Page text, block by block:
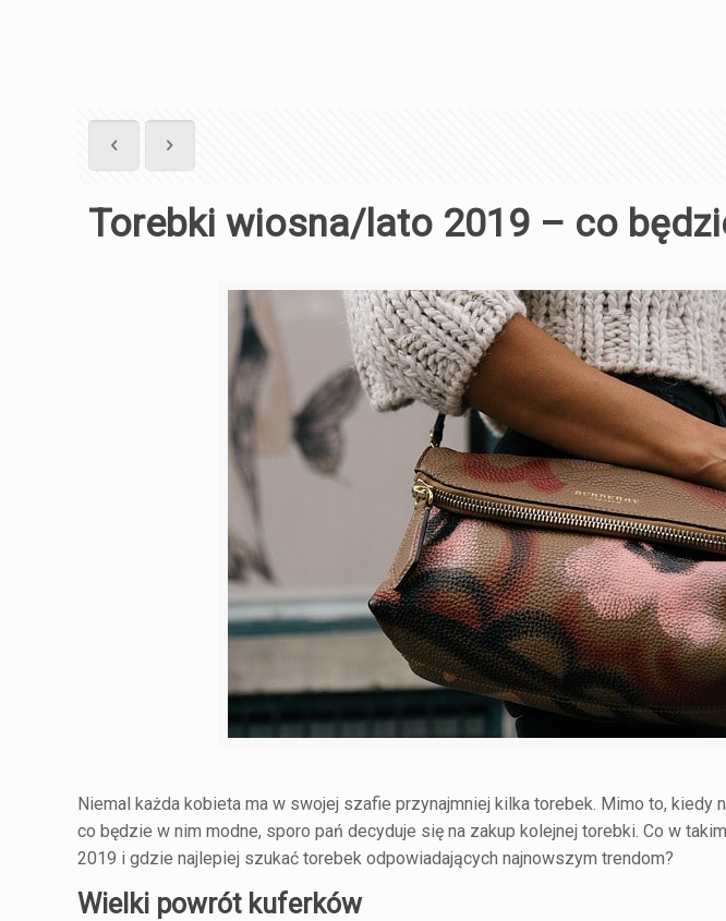
Torebki wiosna/lato 2019 – co
Niemal każda kobieta ma w swojej szafie przynajmniej kilka torebek. Mimo to, kiedy
co będzie w nim modne, sporo pań decyduje się na zakup kolejnej torebki. Co w
2019 i gdzie najlepiej szukać torebek odpowiadających najnowszym trendom?
Wielki powrót kuferków